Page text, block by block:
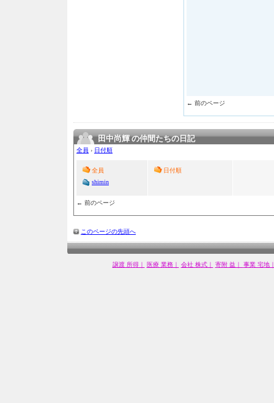
← 前のページ
田中尚輝 の仲間たちの日記
全員 › 日付順
全員
shimin
日付順
← 前のページ
このページの先頭へ
譲渡 所得｜ 医療 業務｜ 会社 株式｜ 寄附 益｜ 事業 宅地